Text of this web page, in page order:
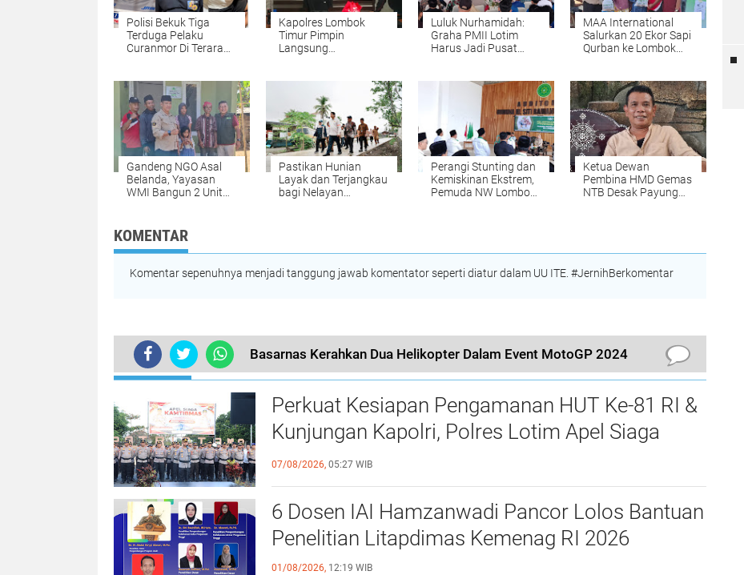
Polisi Bekuk Tiga
Terduga Pelaku
Curanmor Di Terara
Kapolres Lombok
Timur Pimpin
Langsung
Pelabuhan Kayangan
Luluk Nurhamidah:
Graha PMII Lotim
Harus Jadi Pusat
MAA International
Salurkan 20 Ekor Sapi
Qurban ke Lombok
Gandeng NGO Asal
Belanda, Yayasan
WMI Bangun 2 Unit
Gading Lotim
Pastikan Hunian
Layak dan Terjangkau
bagi Nelayan
Perangi Stunting dan
Kemiskinan Ekstrem,
Pemuda NW Lombok
Ketua Dewan
Pembina HMD Gemas
NTB Desak Payung
KOMENTAR
Komentar sepenuhnya menjadi tanggung jawab komentator seperti diatur dalam UU ITE. #JernihBerkomentar
Basarnas Kerahkan Dua Helikopter Dalam Event MotoGP 2024
TERUPDATE
Perkuat Kesiapan Pengamanan HUT Ke-81 RI &
Kunjungan Kapolri, Polres Lotim Apel Siaga
Kamtibmas
07/08/2026, 05:27 WIB
6 Dosen IAI Hamzanwadi Pancor Lolos Bantuan
Penelitian Litapdimas Kemenag RI 2026
01/08/2026, 12:19 WIB